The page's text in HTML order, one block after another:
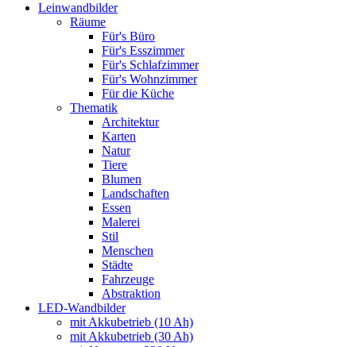
Leinwandbilder
Räume
Für's Büro
Für's Esszimmer
Für's Schlafzimmer
Für's Wohnzimmer
Für die Küche
Thematik
Architektur
Karten
Natur
Tiere
Blumen
Landschaften
Essen
Malerei
Stil
Menschen
Städte
Fahrzeuge
Abstraktion
LED-Wandbilder
mit Akkubetrieb (10 Ah)
mit Akkubetrieb (30 Ah)